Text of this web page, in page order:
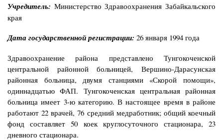
Учредитель: Министерство Здравоохранения Забайкальского
края
Дата государственной регистрации: 26 января 1994 года
Здравоохранение района представлено Тунгокоченской
центральной районной больницей, Вершино-Дарасунская
районная больница, двумя станциями «Скорой помощи»,
одиннадцатью ФАП. Тунгокоченская центральная районная
больница имеет 3-ю категорию. В настоящее время в районе
работают 22 врачей, 76 средний медработник; общий коечный
фонд состав­ляет 50 коек круглосуточного стационара, 23
дневного стационара.